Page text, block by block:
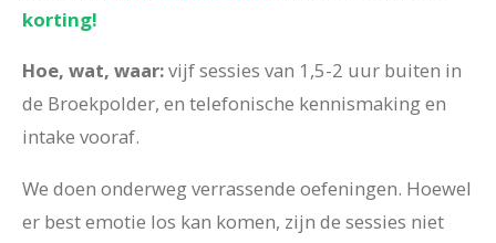
korting!
Hoe, wat, waar:vijf sessies van 1,5-2 uur buiten in
de Broekpolder, en telefonische kennismaking en
intake vooraf.
We doen onderweg verrassende oefeningen. Hoewel
er best emotie los kan komen, zijn de sessies niet